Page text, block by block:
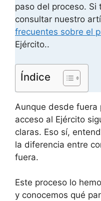
paso del proceso.
consultar nuestro
frecuentes sobre el
Ejército..
Índice
Aunque desde fuera
acceso al Ejército
claras. Eso sí,
la diferencia entre
fuera.
Este proceso lo
y conocemos qué